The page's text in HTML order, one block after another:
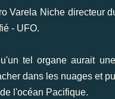
Varela Niche directeur
- UFO.
tel organe aurait
dans les nuages et
l'océan Pacifique.